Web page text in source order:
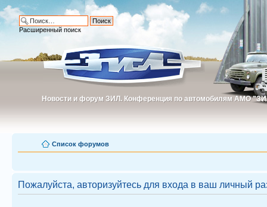
Новости и форум ЗИЛ. Конференция по автомобилям АМО
Новости и форум ЗИЛ. Конференция по автомобилям АМО
Расширенный поиск
Список форумов
Пожалуйста, авторизуйтесь для входа в ваш личный